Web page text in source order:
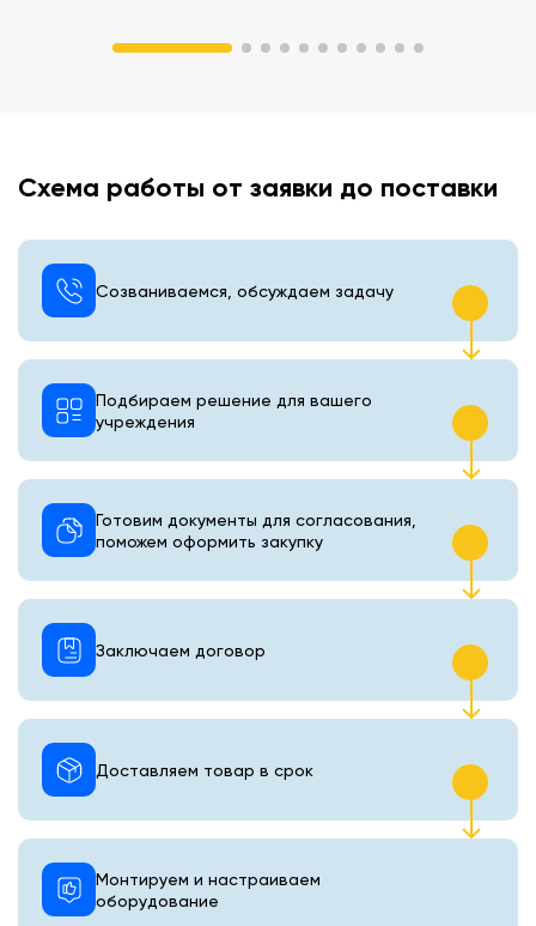
Схема работы от заявки до поставки
Созваниваемся, обсуждаем задачу
Подбираем решение для вашего
учреждения
Готовим документы для согласования,
поможем оформить закупку
Монтируем и настраиваем
оборудование
Доставляем товар в срок
Заключаем договор